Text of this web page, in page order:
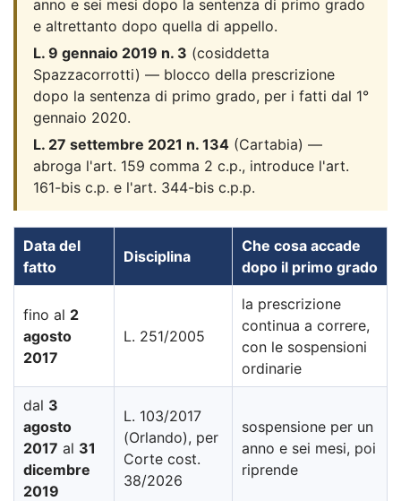
anno e sei mesi dopo la sentenza di primo grado
e altrettanto dopo quella di appello.
L. 9 gennaio 2019 n. 3 (cosiddetta
Spazzacorrotti) — blocco della prescrizione
dopo la sentenza di primo grado, per i fatti dal 1°
gennaio 2020.
L. 27 settembre 2021 n. 134 (Cartabia) —
abroga l'art. 159 comma 2 c.p., introduce l'art.
161-bis c.p. e l'art. 344-bis c.p.p.
Data del
fatto
Disciplina
Che cosa accade
dopo il primo grado
fino al 2
agosto
2017
L. 251/2005
la prescrizione
continua a correre,
con le sospensioni
ordinarie
dal 3
agosto
2017 al 31
dicembre
2019
L. 103/2017
(Orlando), per
Corte cost.
38/2026
sospensione per un
anno e sei mesi, poi
riprende